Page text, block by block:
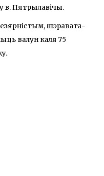
в. Пятрылавічы.
шэравата-
валун каля 75